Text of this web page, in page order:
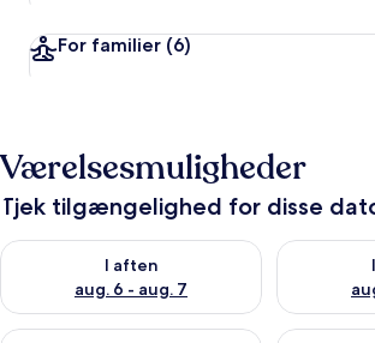
For familier (6)
Værelsesmuligheder
Tjek tilgængelighed for disse
I aften
aug. 6 - aug. 7
Tjek tilgængelighed for i aften aug. 6 - aug.
Tjek